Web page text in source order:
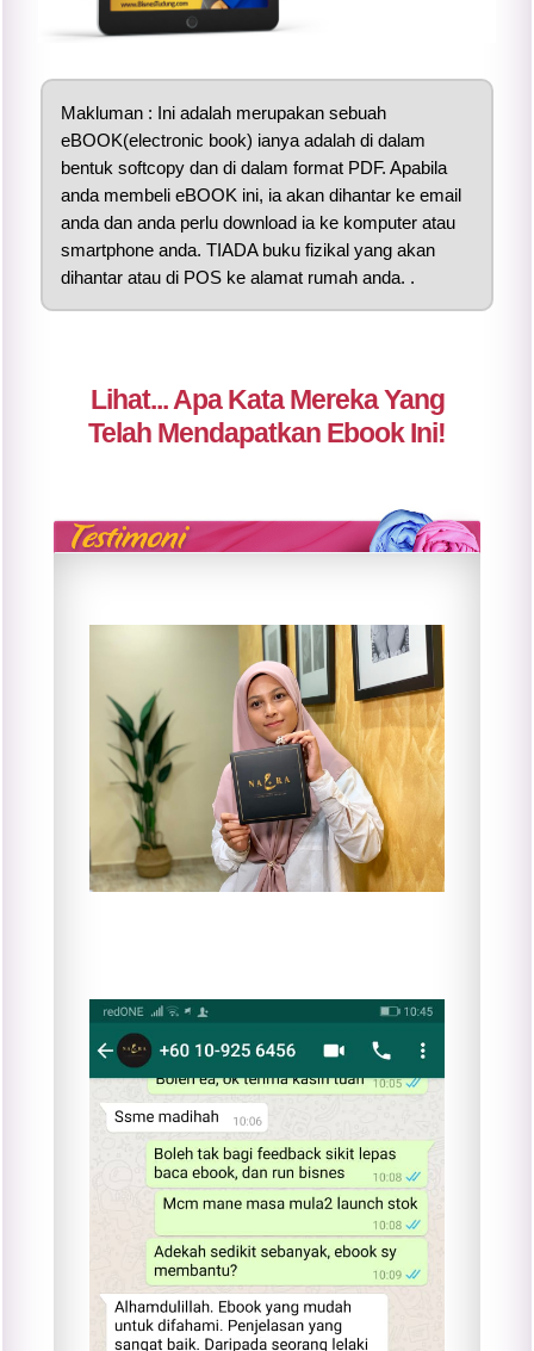
Makluman : Ini adalah merupakan sebuah
eBOOK(electronic book) ianya adalah di dalam
bentuk softcopy dan di dalam format PDF. Apabila
anda membeli eBOOK ini, ia akan dihantar ke email
anda dan anda perlu download ia ke komputer atau
smartphone anda. TIADA buku fizikal yang akan
dihantar atau di POS ke alamat rumah anda. .
Lihat... Apa Kata Mereka Yang
Telah Mendapatkan Ebook Ini!